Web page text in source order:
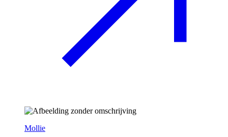
Mollie